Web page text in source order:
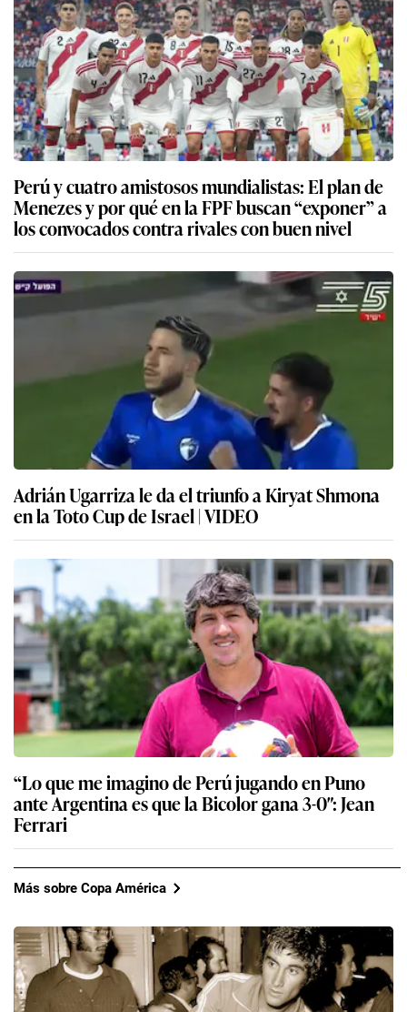
Perú y cuatro amistosos mundialistas: El plan de
Menezes y por qué en la FPF buscan “exponer” a
los convocados contra rivales con buen nivel
Adrián Ugarriza le da el triunfo a Kiryat Shmona
en la Toto Cup de Israel | VIDEO
“Lo que me imagino de Perú jugando en Puno
ante Argentina es que la Bicolor gana 3-0″: Jean
Ferrari
Más sobre Copa América